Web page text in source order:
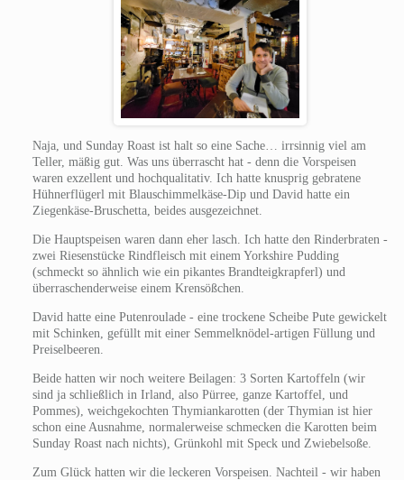
Naja, und Sunday Roast ist halt so eine Sache… irrsinnig viel am
Teller, mäßig gut. Was uns überrascht hat - denn die Vorspeisen
waren exzellent und hochqualitativ. Ich hatte knusprig gebratene
Hühnerflügerl mit Blauschimmelkäse-Dip und David hatte ein
Ziegenkäse-Bruschetta, beides ausgezeichnet.
Die Hauptspeisen waren dann eher lasch. Ich hatte den Rinderbraten -
zwei Riesenstücke Rindfleisch mit einem Yorkshire Pudding
(schmeckt so ähnlich wie ein pikantes Brandteigkrapferl) und
überraschenderweise einem Krensößchen.
David hatte eine Putenroulade - eine trockene Scheibe Pute gewickelt
mit Schinken, gefüllt mit einer Semmelknödel-artigen Füllung und
Preiselbeeren.
Beide hatten wir noch weitere Beilagen: 3 Sorten Kartoffeln (wir
sind ja schließlich in Irland, also Pürree, ganze Kartoffel, und
Pommes), weichgekochten Thymiankarotten (der Thymian ist hier
schon eine Ausnahme, normalerweise schmecken die Karotten beim
Sunday Roast nach nichts), Grünkohl mit Speck und Zwiebelsoße.
Zum Glück hatten wir die leckeren Vorspeisen. Nachteil - wir haben